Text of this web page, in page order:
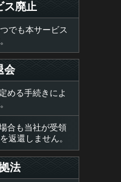
ス廃止
でも本サービス
会
める手続きによ
合も当社が受領
返還しません。
法